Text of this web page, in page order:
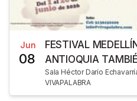
Jun
08
FESTIVAL
ANTIOQUIA
Sala Héctor Darío
VIVAPALABRA